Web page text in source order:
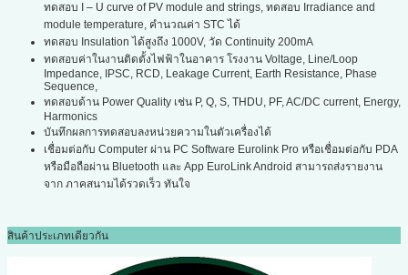
ทดสอบ I – U curve of PV module and strings, ทดสอบ Irradiance and
module temperature, คำนวณค่า STC ได้
ทดสอบ Insulation ได้สูงถึง 1000V, วัด Continuity 200mA
ทดสอบค่าในงานติดตั้งไฟฟ้าในอาคาร โรงงาน Voltage, Line/Loop
Impedance, IPSC, RCD, Leakage Current, Earth Resistance, Phase
Sequence,
ทดสอบด้าน Power Quality เช่น P, Q, S, THDU, PF, AC/DC current, Energy,
Harmonics
บันทึกผลการทดสอบลงหน่วยความในตัวเครื่องได้
เชื่อมต่อกับ Computer ผ่าน PC Software Eurolink Pro หรือเชื่อมต่อกับ PDA
หรือมือถือผ่าน Bluetooth และ App EuroLink Android สามารถส่งรายงาน
จาก ภาคสนามได้รวดเร็ว ทันใจ
สินค้าประเภทเดียวกัน